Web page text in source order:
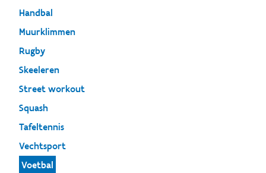
Handbal
Muurklimmen
Rugby
Skeeleren
Street workout
Squash
Tafeltennis
Vechtsport
Voetbal